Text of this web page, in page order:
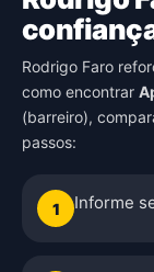
Rodrigo Faro
como encontrar
(barreiro),
passos:
1 Informe